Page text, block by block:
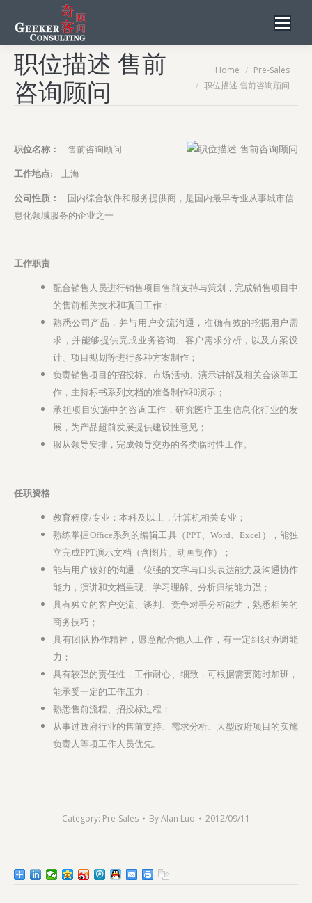
职位描述 售前
咨询顾问
You are here:
Home
Pre-Sales
职位描述 售前咨询顾问
职位名称： 售前咨询顾问
工作地点: 上海
公司性质：
国内综合软件和服务提供商，是国内最早专业从事城市信
息化领域服务的企业之一
工作职责
配合销售人员进行销售项目售前支持与策划，完成销售项目中
的售前相关技术和项目工作；
熟悉公司产品，并与用户交流沟通，准确有效的挖掘用户需
求，并能够提供完成业务咨询、客户需求分析，以及方案设
计、项目规划等进行多种方案制作；
负责销售项目的招投标、市场活动、演示讲解及相关会谈等工
作，主持标书系列文档的准备制作和演示；
承担项目实施中的咨询工作，研究医疗卫生信息化行业的发
展，为产品超前发展提供建设性意见；
服从领导安排，完成领导交办的各类临时性工作。
任职资格
教育程度/专业：本科及以上，计算机相关专业；
熟练掌握Office系列的编辑工具（PPT、Word、Excel），能独
立完成PPT演示文档（含图片、动画制作）；
能与用户较好的沟通，较强的文字与口头表达能力及沟通协作
能力，演讲和文档呈现、学习理解、分析归纳能力强；
具有独立的客户交流、谈判、竞争对手分析能力，熟悉相关的
商务技巧；
具有团队协作精神，愿意配合他人工作，有一定组织协调能
力；
具有较强的责任性，工作耐心、细致，可根据需要随时加班，
能承受一定的工作压力；
熟悉售前流程、招投标过程；
从事过政府行业的售前支持、需求分析、大型政府项目的实施
负责人等项工作人员优先。
Category: Pre-Sales ByAlan Luo 2012/09/11